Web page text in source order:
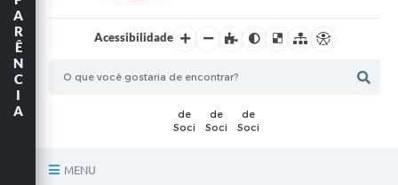
Acessibilidade
MENU
A
R
Ê
N
C
I
A